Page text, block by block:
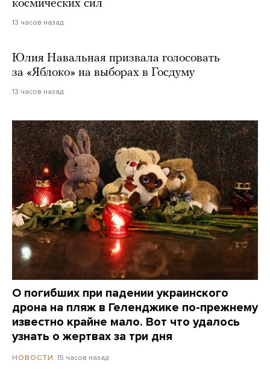
космических сил
13 часов назад
Юлия Навальная призвала голосовать
за «Яблоко» на выборах в Госдуму
13 часов назад
О погибших при падении украинского
дрона на пляж в Геленджике по-прежнему
известно крайне мало. Вот что удалось
узнать о жертвах за три дня
НОВОСТИ 15 часов назад